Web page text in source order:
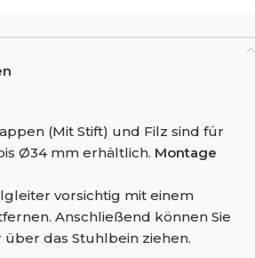
(Mit Stift) und Filz sind für
Ø34 mm erhältlich. Montage
vorsichtig mit einem
Anschließend können Sie
das Stuhlbein ziehen.